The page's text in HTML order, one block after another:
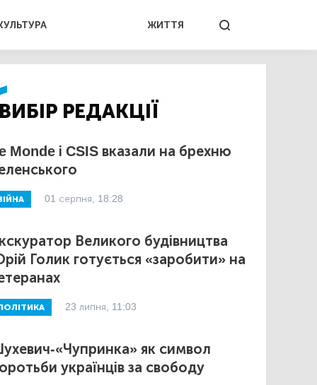
ЖИТТЯ
ВИБІР РЕДАКЦІЇ
Monde і CSIS вказали на брехню
01 серпня, 18:28
Великого будівництва
Голик готується «заробити» на
23 липня, 11:03
«Чупринка» як символ
українців за свободу